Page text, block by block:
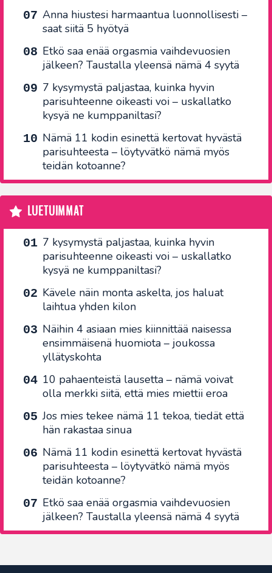
Anna hiustesi harmaantua luonnollisesti –
saat siitä 5 hyötyä
Etkö saa enää orgasmia vaihdevuosien
jälkeen? Taustalla yleensä nämä 4 syytä
7 kysymystä paljastaa, kuinka hyvin
parisuhteenne oikeasti voi – uskallatko
kysyä ne kumppaniltasi?
Nämä 11 kodin esinettä kertovat hyvästä
parisuhteesta – löytyvätkö nämä myös
teidän kotoanne?
LUETUIMMAT
7 kysymystä paljastaa, kuinka hyvin
parisuhteenne oikeasti voi – uskallatko
kysyä ne kumppaniltasi?
Kävele näin monta askelta, jos haluat
laihtua yhden kilon
Näihin 4 asiaan mies kiinnittää naisessa
ensimmäisenä huomiota – joukossa
yllätyskohta
10 pahaenteistä lausetta – nämä voivat
olla merkki siitä, että mies miettii eroa
Jos mies tekee nämä 11 tekoa, tiedät että
hän rakastaa sinua
Nämä 11 kodin esinettä kertovat hyvästä
parisuhteesta – löytyvätkö nämä myös
teidän kotoanne?
Etkö saa enää orgasmia vaihdevuosien
jälkeen? Taustalla yleensä nämä 4 syytä